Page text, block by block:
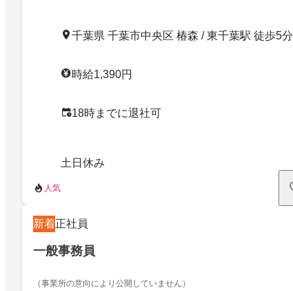
千葉県 千葉市中央区 椿森 / 東千葉駅 徒歩5分
時給1,390円
18時までに退社可
土日休み
人気
新着正社員
一般事務員
（事業所の意向により公開していません）